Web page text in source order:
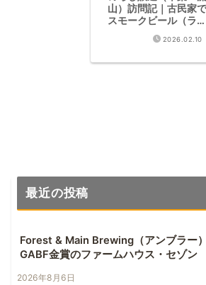
山）訪問記｜古民家
スモークビール（ラオ
ホメルツェン）に感動
2026.02.10
最近の投稿
Forest & Main Brewing（アンブラー）
GABF金賞のファームハウス・セゾン
2026年8月6日